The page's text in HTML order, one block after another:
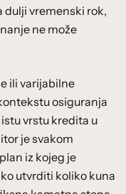
dulji vremenski rok,
ne može
ili varijabilne
osiguranja
vrstu kredita u
je svakom
iz kojeg je
utvrditi koliko kuna